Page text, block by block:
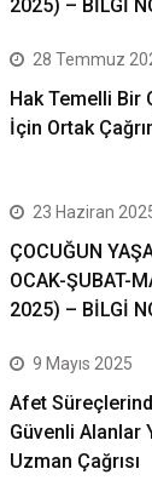
2025) – BİLGİ
28 Temmuz
Hak Temelli Bir
İçin Ortak
23 Haziran
ÇOCUĞUN
OCAK-ŞUBAT-
2025) – BİLGİ
9 Mayıs 2025
Afet
Güvenli Alanlar
Uzman Çağrısı